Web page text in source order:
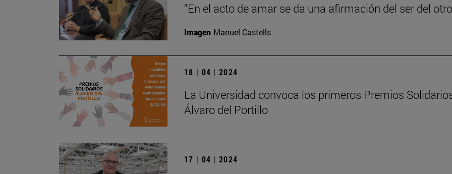
“En el acto de amar se da una afirmación del ser del
Imagen Manuel Castells
18 | 04 | 2024
La Universidad convoca los primeros Premios
Álvaro del Portillo
17 | 04 | 2024